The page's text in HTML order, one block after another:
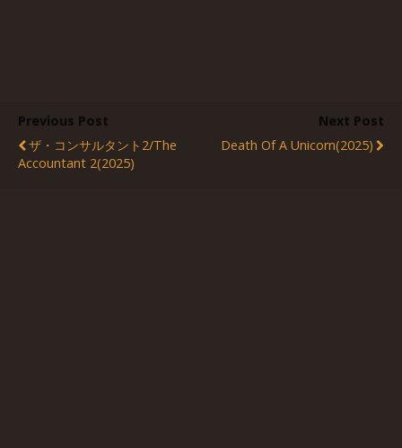
Previous Post
ザ・コンサルタント2/The
Accountant 2(2025)
Next Post
Death Of A Unicorn(2025)